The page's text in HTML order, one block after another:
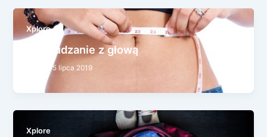
Xplore
Odchudzanie z głową
/5 lipca 2019
Xplore